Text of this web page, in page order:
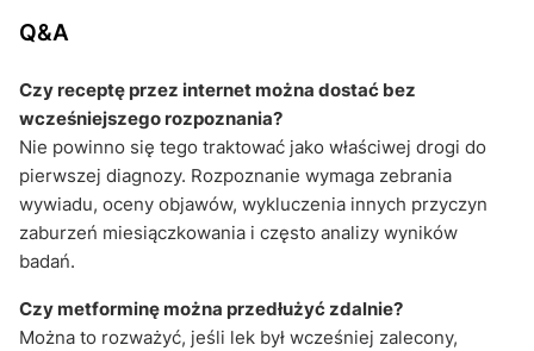
Q&A
Czy receptę przez internet można dostać bez
wcześniejszego rozpoznania?
Nie powinno się tego traktować jako właściwej drogi do
pierwszej diagnozy. Rozpoznanie wymaga zebrania
wywiadu, oceny objawów, wykluczenia innych przyczyn
zaburzeń miesiączkowania i często analizy wyników
badań.
Czy metforminę można przedłużyć zdalnie?
Można to rozważyć, jeśli lek był wcześniej zalecony,